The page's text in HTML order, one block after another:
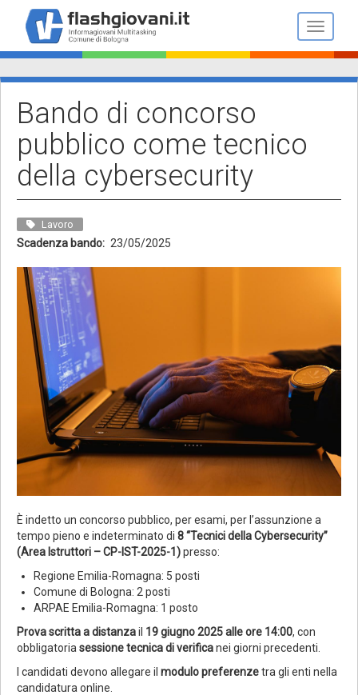
contenuto
principale
Toggle
Bando di concorso
pubblico come tecnico
della cybersecurity
Lavoro
Scadenza bando 23/05/2025
È indetto un concorso pubblico, per esami, per l’assunzione a
tempo pieno e indeterminato di 8 “Tecnici della Cybersecurity”
(Area Istruttori – CP-IST-2025-1)presso:
Regione Emilia-Romagna: 5 posti
Comune di Bologna: 2 posti
ARPAE Emilia-Romagna: 1 posto
Prova scritta a distanzail 19 giugno 2025 alle ore 14:00, con
obbligatoria sessione tecnica di verificanei giorni precedenti.
I candidati devono allegare il modulo preferenzetra gli enti nella
candidatura online.